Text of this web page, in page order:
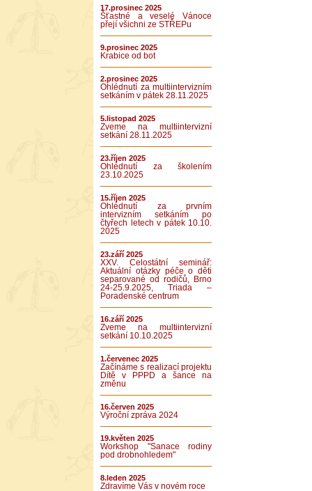
17.prosinec 2025
Šťastné a veselé Vánoce
přejí všichni ze STŘEPu
9.prosinec 2025
Krabice od bot
2.prosinec 2025
Ohlédnutí za multiintervizním
setkáním v pátek 28.11.2025
5.listopad 2025
Zveme na multiintervizní
setkání 28.11.2025
23.říjen 2025
Ohlédnutí za školením
23.10.2025
15.říjen 2025
Ohlédnutí za prvním
intervizním setkáním po
čtyřech letech v pátek 10.10.
2025
23.září 2025
XXV. Celostátní seminář:
Aktuální otázky péče o děti
separované od rodičů, Brno
24-25.9.2025, Triada –
Poradenské centrum
16.září 2025
Zveme na multiintervizní
setkání 10.10.2025
1.červenec 2025
Začínáme s realizací projektu
Dítě v PPPD a šance na
změnu
16.červen 2025
Výroční zpráva 2024
19.květen 2025
Workshop "Sanace rodiny
pod drobnohledem"
8.leden 2025
Zdravíme Vás v novém roce